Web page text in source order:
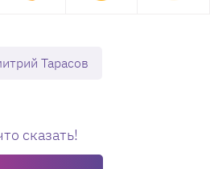
Тарасов
сказать!